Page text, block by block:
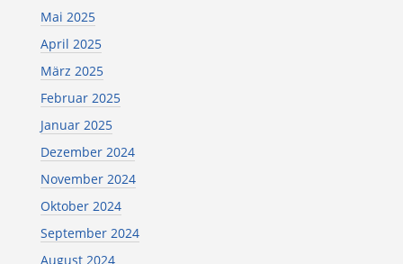
Mai 2025
April 2025
März 2025
Februar 2025
Januar 2025
Dezember 2024
November 2024
Oktober 2024
September 2024
August 2024